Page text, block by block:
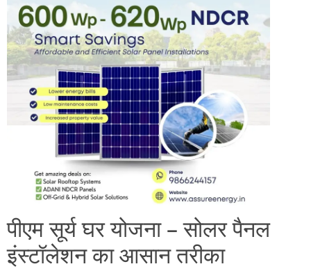
पीएम सूर्य घर योजना – सोलर पैनल
इंस्टॉलेशन का आसान तरीका